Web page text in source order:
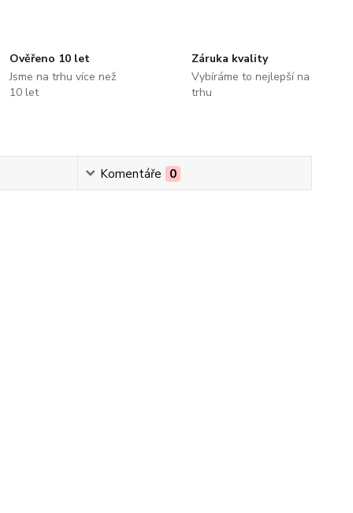
Ověřeno 10 let
Jsme na trhu více než
10 let
Záruka kvality
Vybíráme to nejlepší na
trhu
Komentáře 0